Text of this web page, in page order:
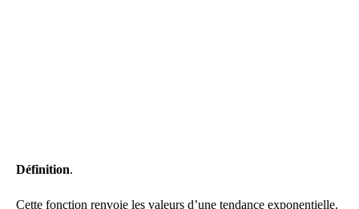
Définition.
Cette fonction renvoie les valeurs d’une tendance exponentielle.